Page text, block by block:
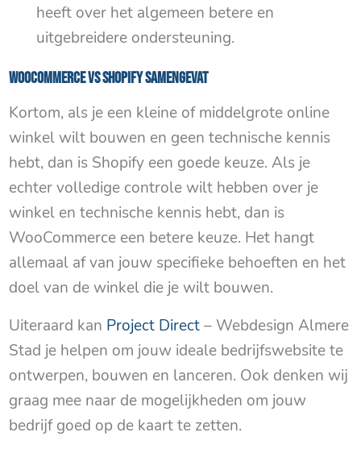
heeft over het algemeen betere en
uitgebreidere ondersteuning.
WooCommerce VS Shopify samengevat
Kortom, als je een kleine of middelgrote online
winkel wilt bouwen en geen technische kennis
hebt, dan is Shopify een goede keuze. Als je
echter volledige controle wilt hebben over je
winkel en technische kennis hebt, dan is
WooCommerce een betere keuze. Het hangt
allemaal af van jouw specifieke behoeften en het
doel van de winkel die je wilt bouwen.
Uiteraard kan Project Direct– Webdesign Almere
Stad je helpen om jouw ideale bedrijfswebsite te
ontwerpen, bouwen en lanceren. Ook denken wij
graag mee naar de mogelijkheden om jouw
bedrijf goed op de kaart te zetten.